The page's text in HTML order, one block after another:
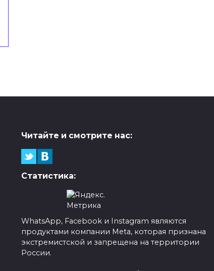
Читайте и смотрите нас:
Статистика:
WhatsApp, Facebook и Instagram являются
продуктами компании Meta, которая признана
экстремистской и запрещена на территории
России.